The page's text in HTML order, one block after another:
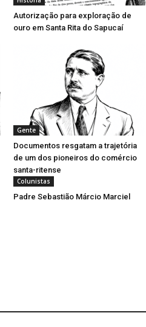
Autorização para exploração de
ouro em Santa Rita do Sapucaí
Gente
Documentos resgatam a trajetória
de um dos pioneiros do comércio
santa-ritense
Colunistas
Padre Sebastião Márcio Marciel